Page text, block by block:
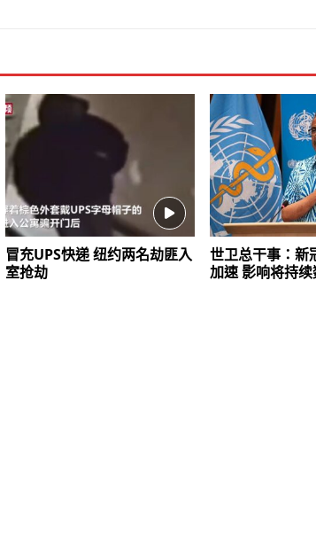
冒充UPS快递 纽约两名劫匪入
室抢劫
世卫总干事：新
加速 影响将持